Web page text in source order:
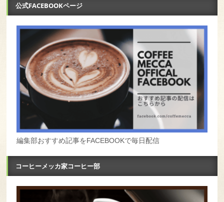
公式FACEBOOKページ
編集部おすすめ記事をFACEBOOKで毎日配信
コーヒーメッカ家コーヒー部